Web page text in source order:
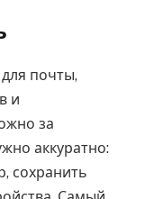
почты,
и
за
аккуратно:
сохранить